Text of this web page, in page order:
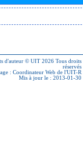
d'auteur © UIT 2026 Tous droits
réservés
: Coordinateur Web de l'UIT-R
Mis à jour le : 2013-01-30